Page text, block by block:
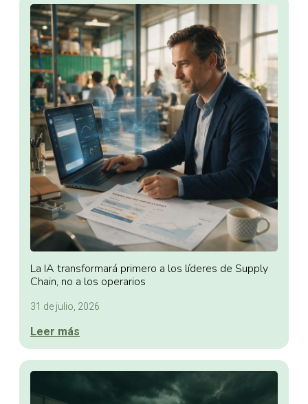
La IA transformará primero a los líderes de Supply
Chain, no a los operarios
31 de julio, 2026
Leer más